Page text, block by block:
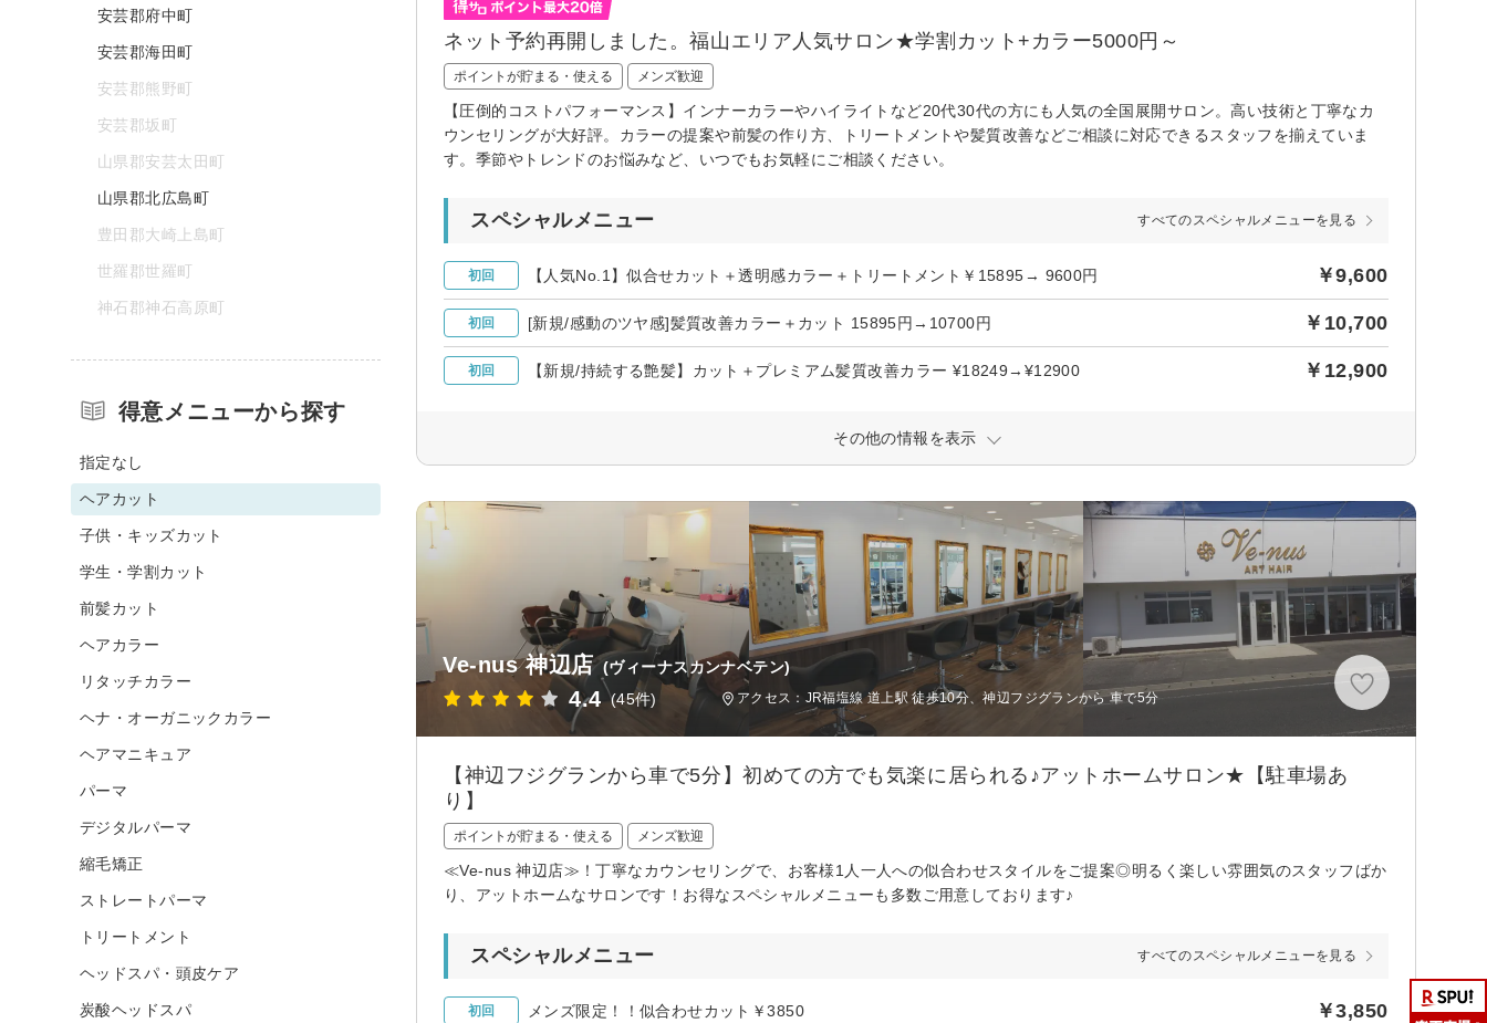
ネット予約再開しました。福山エリア人気サロン★学割カット+カラー5000円～
ポイントが貯まる・使える メンズ歓迎
【圧倒的コストパフォーマンス】インナーカラーやハイライトなど20代30代の方にも人気の全国展開サロン。高い技術と丁寧なカ
ウンセリングが大好評。カラーの提案や前髪の作り方、トリートメントや髪質改善などご相談に対応できるスタッフを揃えていま
す。季節やトレンドのお悩みなど、いつでもお気軽にご相談ください。
スペシャルメニュー すべてのスペシャルメニューを見る
初回 【人気No.1】似合せカット＋透明感カラー＋トリートメント￥15895→ 9600円 ￥9,600
初回 [新規/感動のツヤ感]髪質改善カラー＋カット 15895円→10700円 ￥10,700
初回 【新規/持続する艶髪】カット＋プレミアム髪質改善カラー ¥18249→¥12900 ￥12,900
その他の情報を表示
Ve-nus 神辺店 (ヴィーナスカンナベテン)
4.4 (45件) アクセス：JR福塩線 道上駅 徒歩10分、神辺フジグランから 車で5分
【神辺フジグランから車で5分】初めての方でも気楽に居られる♪アットホームサロン★【駐車場あ
り】
ポイントが貯まる・使える メンズ歓迎
≪Ve-nus 神辺店≫！丁寧なカウンセリングで、お客様1人一人への似合わせスタイルをご提案◎明るく楽しい雰囲気のスタッフばか
り、アットホームなサロンです！お得なスペシャルメニューも多数ご用意しております♪
スペシャルメニュー すべてのスペシャルメニューを見る
初回 メンズ限定！！似合わせカット￥3850 ￥3,850
安芸郡府中町
安芸郡海田町
安芸郡熊野町
安芸郡坂町
山県郡安芸太田町
山県郡北広島町
豊田郡大崎上島町
世羅郡世羅町
神石郡神石高原町
得意メニューから探す
指定なし
ヘアカット
子供・キッズカット
学生・学割カット
前髪カット
ヘアカラー
リタッチカラー
ヘナ・オーガニックカラー
ヘアマニキュア
パーマ
デジタルパーマ
縮毛矯正
ストレートパーマ
トリートメント
ヘッドスパ・頭皮ケア
炭酸ヘッドスパ